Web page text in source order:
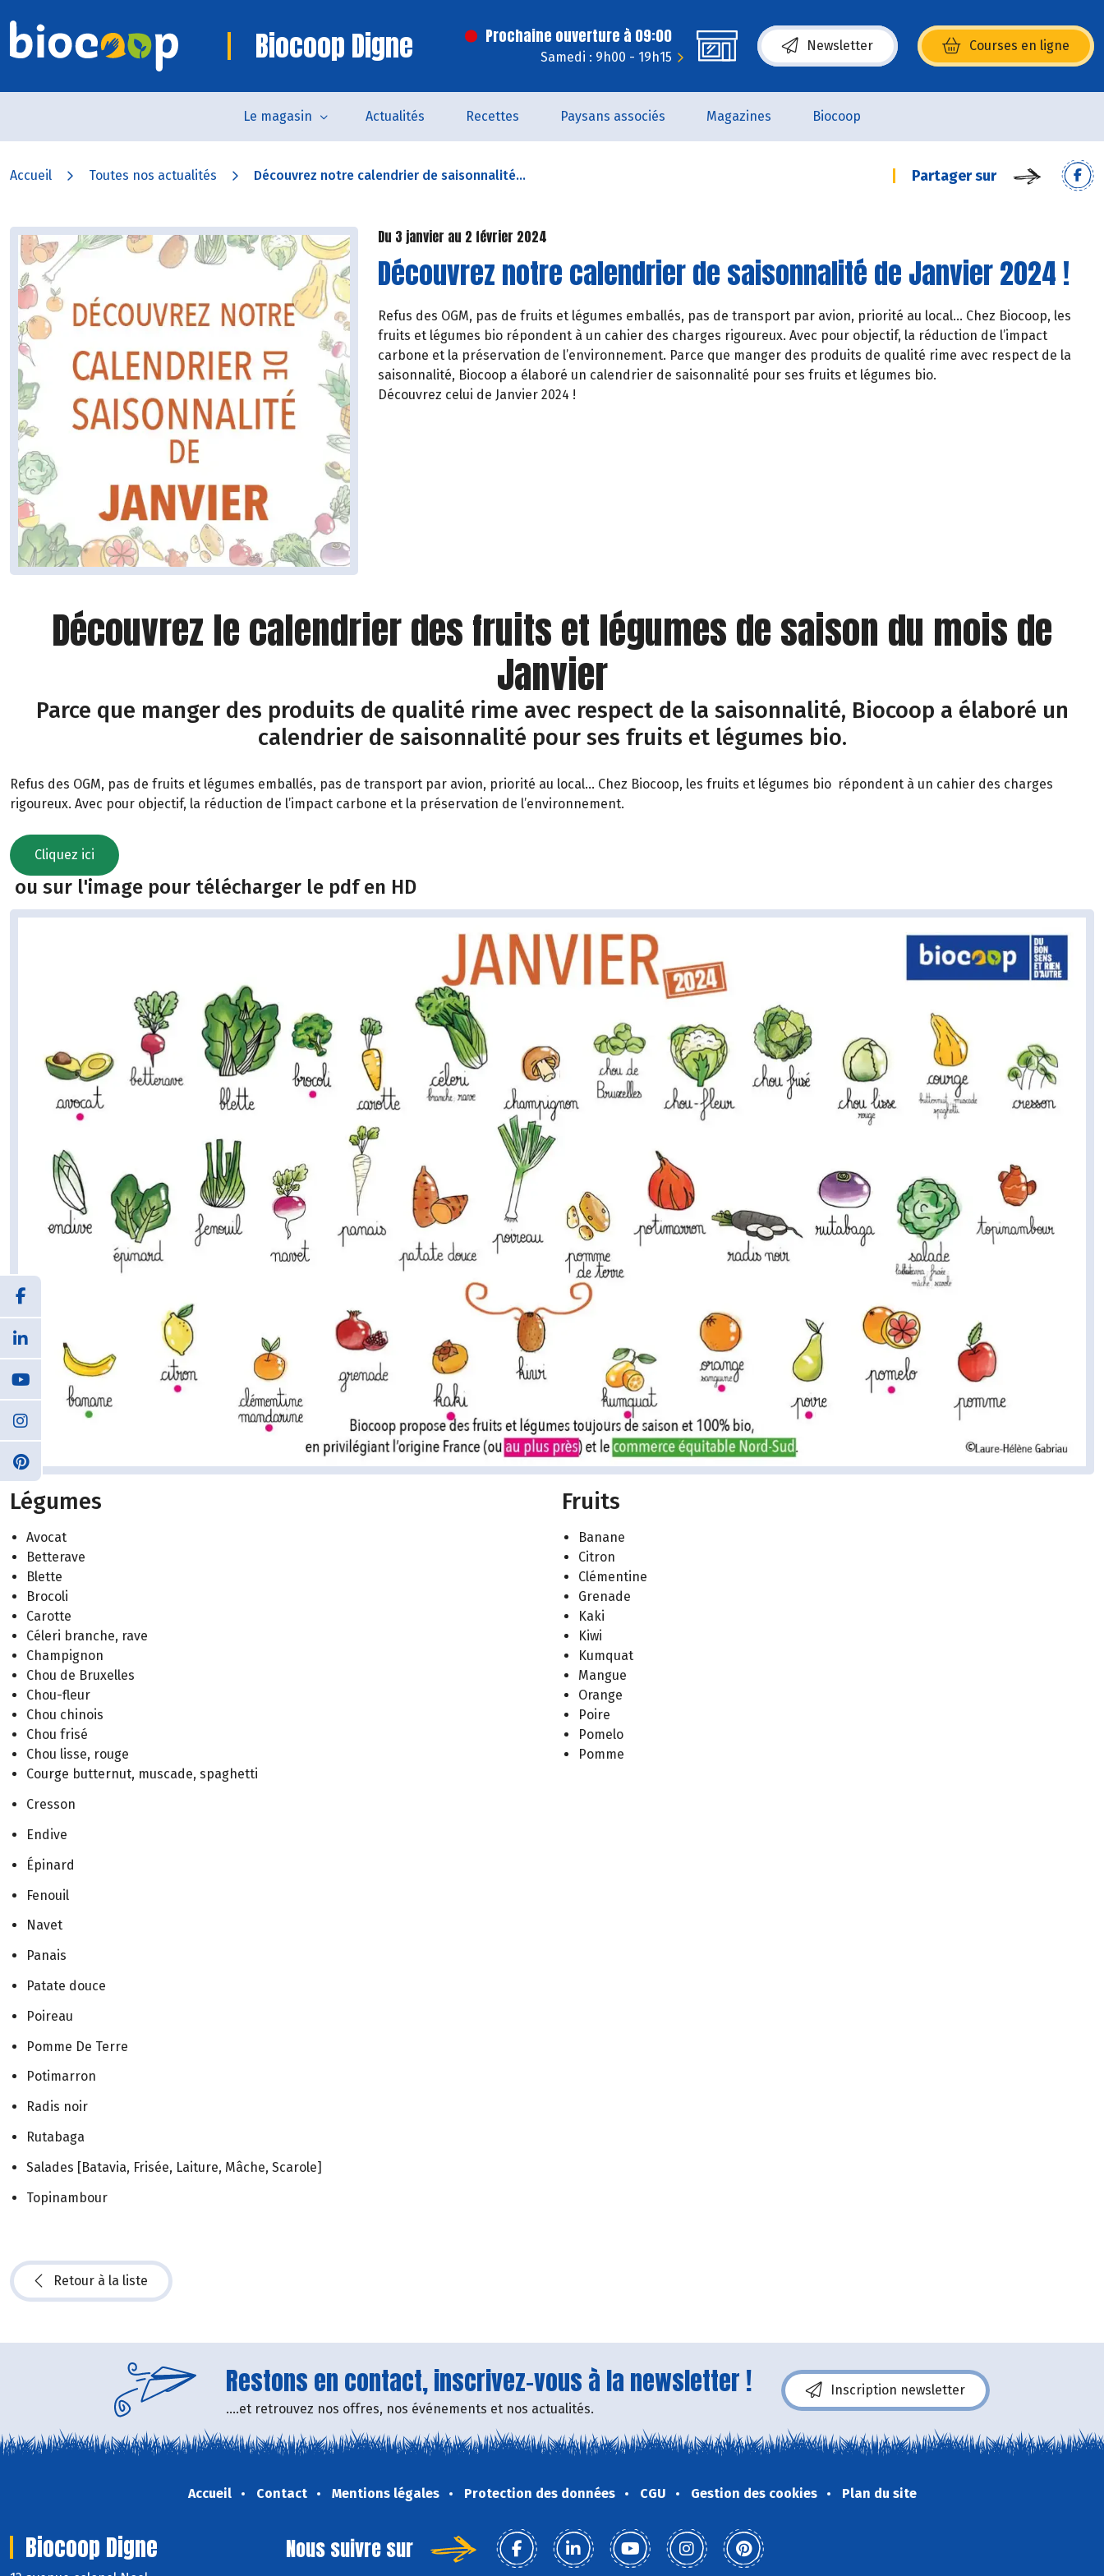
Biocoop Digne Prochaine ouverture à 09:00
Samedi : 9h00 - 19h15
Newsletter Courses en ligne
(s’ouvre dans une nouvelle fenêtre)
Le magasin Actualités Recettes Paysans associés Magazines Biocoop
Accueil Toutes nos actualités Découvrez notre calendrier de saisonnalité... Partager sur
Du 3 janvier au 2 février 2024
Découvrez notre calendrier de saisonnalité de Janvier 2024 !
Refus des OGM, pas de fruits et légumes emballés, pas de transport par avion, priorité au local… Chez Biocoop, les
fruits et légumes bio répondent à un cahier des charges rigoureux. Avec pour objectif, la réduction de l’impact
carbone et la préservation de l’environnement. Parce que manger des produits de qualité rime avec respect de la
saisonnalité, Biocoop a élaboré un calendrier de saisonnalité pour ses fruits et légumes bio.
Découvrez celui de Janvier 2024 !
Découvrez le calendrier des fruits et légumes de saison du mois de
Janvier
Parce que manger des produits de qualité rime avec respect de la saisonnalité, Biocoop a élaboré un
calendrier de saisonnalité pour ses fruits et légumes bio.
Refus des OGM, pas de fruits et légumes emballés, pas de transport par avion, priorité au local… Chez Biocoop, les fruits et légumes bio répondent à un cahier des charges
rigoureux. Avec pour objectif, la réduction de l’impact carbone et la préservation de l’environnement.
Cliquez ici
ou sur l'image pour télécharger le pdf en HD
Légumes
Avocat
Betterave
Blette
Brocoli
Carotte
Céleri branche, rave
Champignon
Chou de Bruxelles
Chou-fleur
Chou chinois
Chou frisé
Chou lisse, rouge
Courge butternut, muscade, spaghetti
Cresson
Endive
Épinard
Fenouil
Navet
Panais
Patate douce
Poireau
Pomme De Terre
Potimarron
Radis noir
Rutabaga
Salades [Batavia, Frisée, Laiture, Mâche, Scarole]
Topinambour
Fruits
Banane
Citron
Clémentine
Grenade
Kaki
Kiwi
Kumquat
Mangue
Orange
Poire
Pomelo
Pomme
Retour à la liste
Restons en contact, inscrivez-vous à la newsletter !
....et retrouvez nos offres, nos événements et nos actualités.
Inscription newsletter
Accueil Contact Mentions légales Protection des données CGU Gestion des cookies Plan du site
Biocoop Digne Nous suivre sur